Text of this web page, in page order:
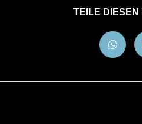
TEILE DIESEN